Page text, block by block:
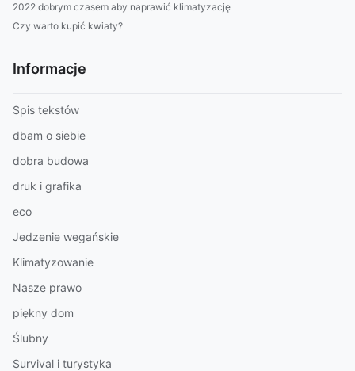
2022 dobrym czasem aby naprawić klimatyzację
Czy warto kupić kwiaty?
Informacje
Spis tekstów
dbam o siebie
dobra budowa
druk i grafika
eco
Jedzenie wegańskie
Klimatyzowanie
Nasze prawo
piękny dom
Ślubny
Survival i turystyka